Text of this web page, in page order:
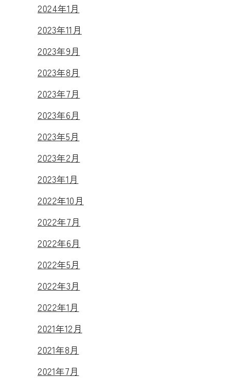
2024年1月
2023年11月
2023年9月
2023年8月
2023年7月
2023年6月
2023年5月
2023年2月
2023年1月
2022年10月
2022年7月
2022年6月
2022年5月
2022年3月
2022年1月
2021年12月
2021年8月
2021年7月